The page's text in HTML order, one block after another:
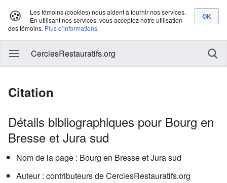
🍪
Les témoins (cookies) nous aident à fournir nos services.
En utilisant nos services, vous acceptez notre utilisation
des témoins. Plus d’informations
CerclesRestauratifs.org
Citation
Détails bibliographiques pour Bourg en
Bresse et Jura sud
Nom de la page : Bourg en Bresse et Jura sud
Auteur : contributeurs de CerclesRestauratifs.org